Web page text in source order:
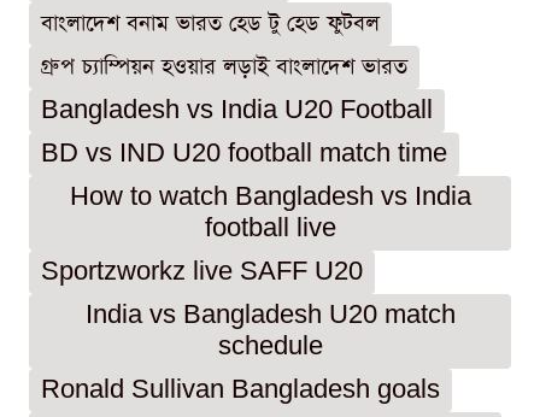
বাংলাদেশ বনাম ভারত হেড টু হেড ফুটবল
গ্রুপ চ্যাম্পিয়ন হওয়ার লড়াই বাংলাদেশ ভারত
Bangladesh vs India U20 Football
BD vs IND U20 football match time
How to watch Bangladesh vs India
football live
Sportzworkz live SAFF U20
India vs Bangladesh U20 match
schedule
Ronald Sullivan Bangladesh goals